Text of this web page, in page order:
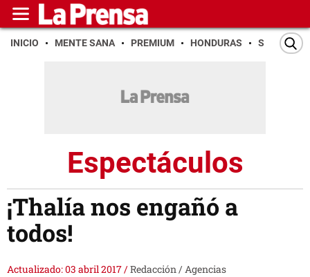
INICIO MENTE SANA PREMIUM HONDURAS SAN PEDRO
Espectáculos
¡Thalía nos engañó a
todos!
Actualizado: 03 abril 2017/Redacción / Agencias